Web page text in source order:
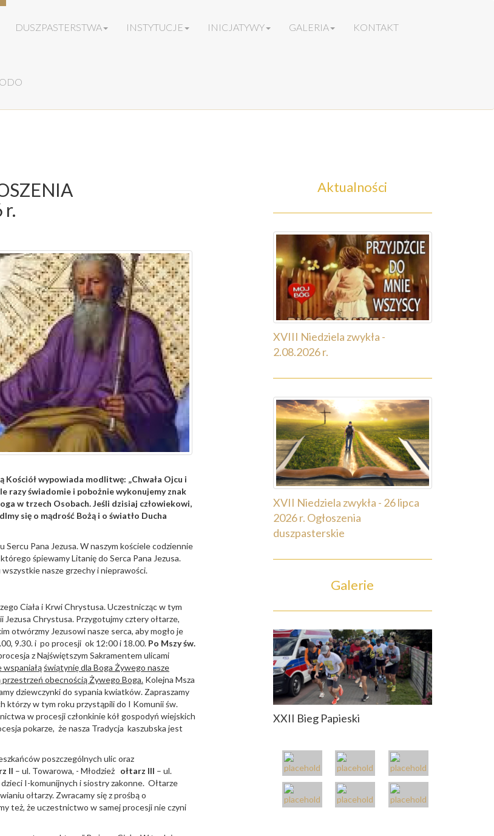
DUSZPASTERSTWA INSTYTUCJE INICJATYWY GALERIA KONTAKT
r.
wypowiada modlitwę: „Chwała Ojcu i
razy świadomie i pobożnie wykonujemy znak
w trzech Osobach. Jeśli dzisiaj człowiekowi,
się o mądrość Bożą i o światło Ducha
Sercu Pana Jezusa. W naszym kościele codziennie
śpiewamy Litanię do Serca Pana Jezusa.
nasze grzechy i nieprawości.
Ciała i Krwi Chrystusa. Uczestnicząc w tym
Chrystusa. Przygotujmy cztery ołtarze,
otwórzmy Jezusowi nasze serca, aby mogło je
9.30. i po procesji ok 12:00 i 18.00. Po Mszyśw.
z Najświętszym Sakramentem ulicami
wspaniałąświątyniędla Boga Żywego nasze
przestrzeń obecnością Żywego Boga. Kolejna Msza
dziewczynki do sypania kwiatków. Zapraszamy
którzy w tym roku przystąpili do I Komunii św.
w procesji członkinie kół gospodyń wiejskich
pokarze, że nasza Tradycja kaszubska jest
poszczególnych ulic oraz
II – ul. Towarowa, - Młodzież ołtarz III – ul.
dzieci I-komunijnych i siostry zakonne. Ołtarze
ołtarzy. Zwracamy się z prośbą o
też, że uczestnictwo w samej procesji nie czyni
Aktualności
XVIII Niedziela zwykła -
2.08.2026 r.
XVII Niedziela zwykła - 26 lipca
2026 r. Ogłoszenia
duszpasterskie
Galerie
XXII Bieg Papieski